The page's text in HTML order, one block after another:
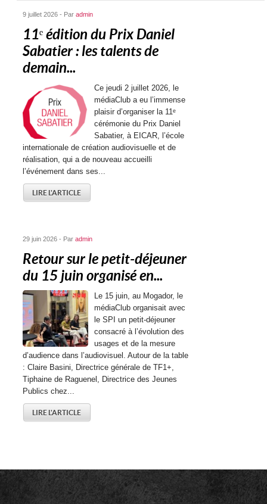
9 juillet 2026 - Paradmin
11ᵉ édition du Prix Daniel
Sabatier : les talents de
demain...
Ce jeudi 2 juillet 2026, le
médiaClub a eu l’immense
plaisir d’organiser la 11ᵉ
cérémonie du Prix Daniel
Sabatier, à EICAR, l’école
internationale de création audiovisuelle et de
réalisation, qui a de nouveau accueilli
l’événement dans ses...
LIRE L'ARTICLE
29 juin 2026 - Paradmin
Retour sur le petit-déjeuner
du 15 juin organisé en...
Le 15 juin, au Mogador, le
médiaClub organisait avec
le SPI un petit-déjeuner
consacré à l’évolution des
usages et de la mesure
d’audience dans l’audiovisuel. Autour de la table
: Claire Basini, Directrice générale de TF1+,
Tiphaine de Raguenel, Directrice des Jeunes
Publics chez...
LIRE L'ARTICLE